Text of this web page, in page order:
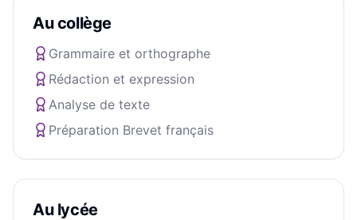
Au collège
Grammaire et orthographe
Rédaction et expression
Analyse de texte
Préparation Brevet français
Au lycée